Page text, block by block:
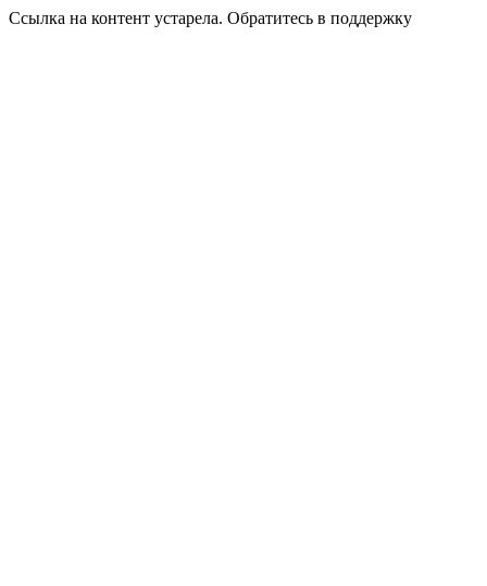
Ссылка на контент устарела. Обратитесь в поддержку